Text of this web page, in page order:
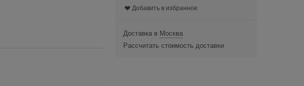
Добавить в избранное
Доставка в Москва
Рассчитать стоимость доставки